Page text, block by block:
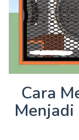
Cara
Menjadi